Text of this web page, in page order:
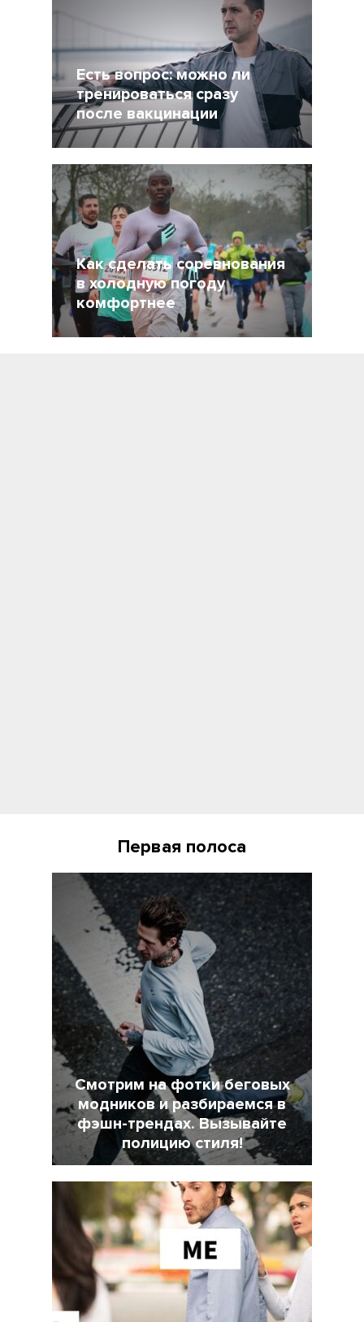
Есть вопрос: можно ли
тренироваться сразу
после вакцинации
Как сделать соревнования
в холодную погоду
комфортнее
Первая полоса
Смотрим на фотки беговых
модников и разбираемся в
фэшн-трендах. Вызывайте
полицию стиля!